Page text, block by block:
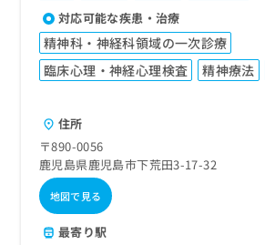
対応可能な疾患・治療
精神科・神経科領域の一次診療
臨床心理・神経心理検査
精神療法
住所
〒890-0056
鹿児島県鹿児島市下荒田3-17-32
地図で見る
最寄り駅